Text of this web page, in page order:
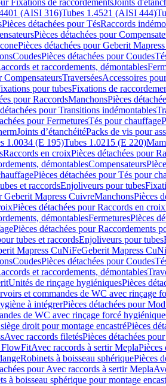
Fixations de raccordementsJoints
(AISI 316)Tubes 1.4521 (AISI 444)
Pièces détachées pour TésRaccords
Pièces détachées pour
Pièces détachées pour Geberit
CoudesPièces détachées pour Coudes
et raccordements, démontables
CompensateursTraverséesAccessoires
pour tubesFixations de
pour RaccordsManchonsPièces
pour Transitions indémontables
pour FermeturesTés pour chauffage
Joints d’étanchéitéPacks de vis pour
1.0034 (E 195)Tubes 1.0215 (E 220)
Raccords en croixPièces détachées pour
démontablesCompensateurs
Pièces détachées pour Tés pour
et raccordsEnjoliveurs pour tubes
Geberit Mapress CuivreManchonsPièces
Pièces détachées pour Raccords en croix
démontablesFermeturesPièces
Pièces détachées pour Raccordements
tubes et raccordsEnjoliveurs pour tubes
Mapress CuNiFeGeberit Mapress
CoudesPièces détachées pour Coudes
et raccordements, démontables
Unités de rinçage hygiéniquesPièces
et commandes de WC avec rinçage
à intégrerPièces détachées pour
de WC avec rinçage forcé hygiénique
droit pour montage encastréPièces
Avec raccords filetésPièces détachées
FlowFitAvec raccords à sertir MeplaPièces
Robinets à boisseau sphériquePièces
pour Avec raccords à sertir Mepla
à boisseau sphérique pour montage